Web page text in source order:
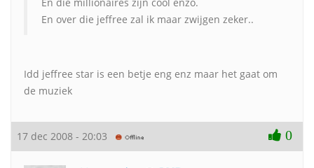
En over die jeffree zal ik maar zwijgen zeker..
Idd jeffree star is een betje eng enz maar het gaat om
de muziek
17 dec 2008 - 20:03 0